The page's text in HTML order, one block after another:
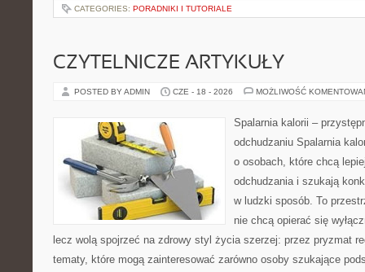
CATEGORIES: PORADNIKI I TUTORIALE
CZYTELNICZE ARTYKUŁY
POSTED BY ADMIN CZE - 18 - 2026 MOŻLIWOŚĆ
Spalarnia kalorii –
odchudzaniu Spalarnia
o osobach, które chcą
odchudzania i szukają
w ludzki sposób. To
nie chcą opierać się
lecz wolą spojrzeć na zdrowy styl życia szerzej: przez pryzmat
tematy, które mogą zainteresować zarówno osoby szukające